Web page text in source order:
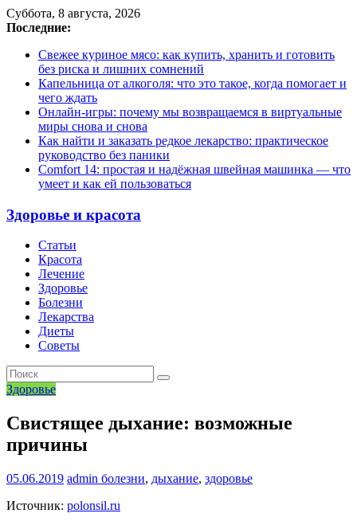
Суббота, 8 августа, 2026
Последние:
Свежее куриное мясо: как купить, хранить и готовить
без риска и лишних сомнений
Капельница от алкоголя: что это такое, когда помогает и
чего ждать
Онлайн-игры: почему мы возвращаемся в виртуальные
миры снова и снова
Как найти и заказать редкое лекарство: практическое
руководство без паники
Comfort 14: простая и надёжная швейная машинка — что
умеет и как ей пользоваться
Здоровье и красота
Статьи
Красота
Лечение
Здоровье
Болезни
Лекарства
Диеты
Советы
Здоровье
Свистящее дыхание: возможные
причины
05.06.2019 admin болезни, дыхание, здоровье
Источник: polonsil.ru